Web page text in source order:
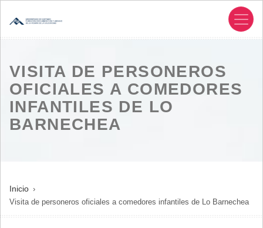
VISITA DE PERSONEROS
OFICIALES A COMEDORES
INFANTILES DE LO
BARNECHEA
SOBRESCRIBIR
ENLACES
DE
Inicio
Visita de personeros oficiales a comedores infantiles de Lo Barnechea